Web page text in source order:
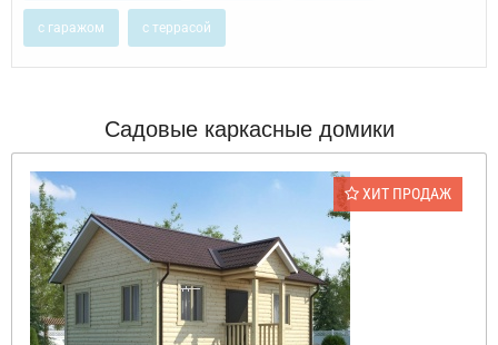
с гаражом с террасой
Садовые каркасные домики
ХИТ ПРОДАЖ